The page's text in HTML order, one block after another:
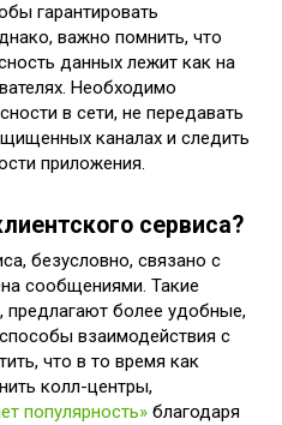
гарантировать
важно помнить, что
данных лежит как на
Необходимо
в сети, не передавать
каналах и следить
приложения.
сервиса?
безусловно, связано с
сообщениями. Такие
предлагают более удобные,
взаимодействия с
что в то время как
колл-центры,
популярность» благодаря